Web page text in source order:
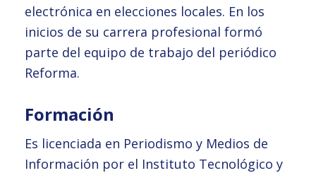
electrónica en elecciones locales. En los
inicios de su carrera profesional formó
parte del equipo de trabajo del periódico
Reforma.
Formación
Es licenciada en Periodismo y Medios de
Información por el Instituto Tecnológico y